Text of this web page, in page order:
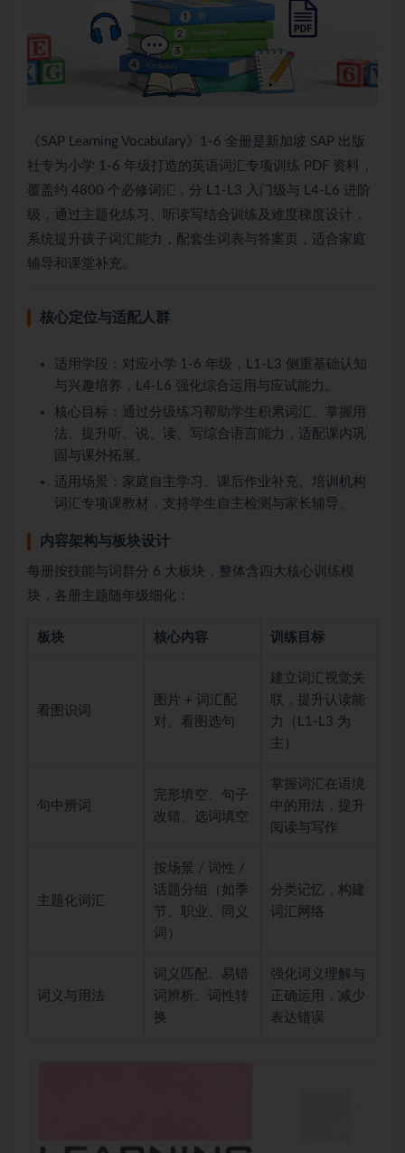
《SAP Learning Vocabulary》1-6 全册是新加坡 SAP 出版
社专为小学 1-6 年级打造的英语词汇专项训练 PDF 资料，
覆盖约 4800 个必修词汇，分 L1-L3 入门级与 L4-L6 进阶
级，通过主题化练习、听读写结合训练及难度梯度设计，
系统提升孩子词汇能力，配套生词表与答案页，适合家庭
辅导和课堂补充。
核心定位与适配人群
适用学段：对应小学 1-6 年级，L1-L3 侧重基础认知
与兴趣培养，L4-L6 强化综合运用与应试能力。
核心目标：通过分级练习帮助学生积累词汇、掌握用
法、提升听、说、读、写综合语言能力，适配课内巩
固与课外拓展。
适用场景：家庭自主学习、课后作业补充、培训机构
词汇专项课教材，支持学生自主检测与家长辅导。
内容架构与板块设计
每册按技能与词群分 6 大板块，整体含四大核心训练模
块，各册主题随年级细化：
板块 核心内容 训练目标
看图识词
图片 + 词汇配
对、看图选句
建立词汇视觉关
联，提升认读能
力（L1-L3 为
主）
句中辨词
完形填空、句子
改错、选词填空
掌握词汇在语境
中的用法，提升
阅读与写作
主题化词汇
按场景 / 词性 /
话题分组（如季
节、职业、同义
词）
分类记忆，构建
词汇网络
词义与用法
词义匹配、易错
词辨析、词性转
换
强化词义理解与
正确运用，减少
表达错误